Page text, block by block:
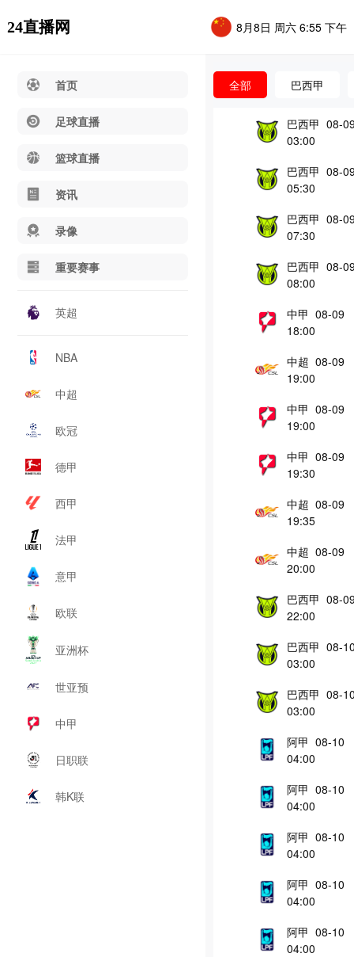
24直播网 8月8日 周六 6:55 下午
首页
足球直播
篮球直播
资讯
录像
重要赛事
英超
NBA
中超
欧冠
德甲
西甲
法甲
意甲
欧联
亚洲杯
世亚预
中甲
日职联
韩K联
全部 巴西甲
巴西甲 08-
03:00
巴西甲 08-
05:30
巴西甲 08-
07:30
巴西甲 08-
08:00
中甲 08-09
18:00
中超 08-09
19:00
中甲 08-09
19:00
中甲 08-09
19:30
中超 08-09
19:35
中超 08-09
20:00
巴西甲 08-
22:00
巴西甲 08-
03:00
巴西甲 08-
03:00
阿甲 08-10
04:00
阿甲 08-10
04:00
阿甲 08-10
04:00
阿甲 08-10
04:00
阿甲 08-10
04:00